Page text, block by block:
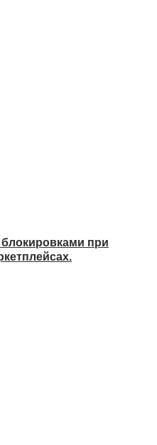
блокировками при